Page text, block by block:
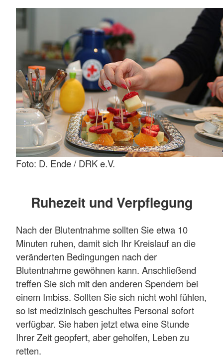
Foto: D. Ende / DRK e.V.
Ruhezeit und Verpflegung
Nach der Blutentnahme sollten Sie etwa 10
Minuten ruhen, damit sich Ihr Kreislauf an die
veränderten Bedingungen nach der
Blutentnahme gewöhnen kann. Anschließend
treffen Sie sich mit den anderen Spendern bei
einem Imbiss. Sollten Sie sich nicht wohl fühlen,
so ist medizinisch geschultes Personal sofort
verfügbar. Sie haben jetzt etwa eine Stunde
Ihrer Zeit geopfert, aber geholfen, Leben zu
retten.